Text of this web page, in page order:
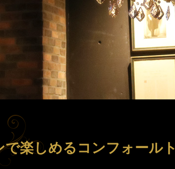
楽しめるコンフォールト